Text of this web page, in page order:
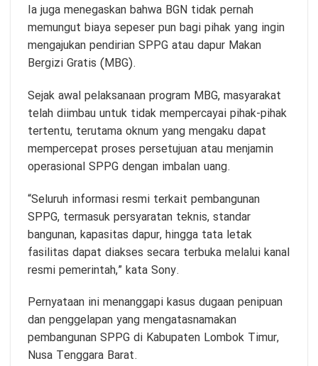
Ia juga menegaskan bahwa BGN tidak pernah
memungut biaya sepeser pun bagi pihak yang ingin
mengajukan pendirian SPPG atau dapur Makan
Bergizi Gratis (MBG).
Sejak awal pelaksanaan program MBG, masyarakat
telah diimbau untuk tidak mempercayai pihak-pihak
tertentu, terutama oknum yang mengaku dapat
mempercepat proses persetujuan atau menjamin
operasional SPPG dengan imbalan uang.
“Seluruh informasi resmi terkait pembangunan
SPPG, termasuk persyaratan teknis, standar
bangunan, kapasitas dapur, hingga tata letak
fasilitas dapat diakses secara terbuka melalui kanal
resmi pemerintah,” kata Sony.
Pernyataan ini menanggapi kasus dugaan penipuan
dan penggelapan yang mengatasnamakan
pembangunan SPPG di Kabupaten Lombok Timur,
Nusa Tenggara Barat.